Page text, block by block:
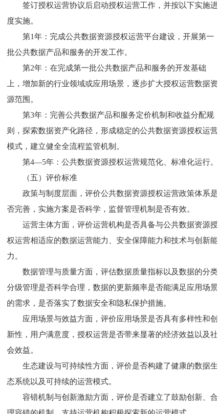
签订授权运营协议后启动授权运营工作，并按以下实施进
度实施。
第1年：完成公共数据资源授权运营平台建设，开展第一
批公共数据产品和服务的开发工作。
第2年：在完成第一批公共数据产品和服务的开发基础
上，增加新的行业领域或应用场景，逐步扩大授权运营数据资
源范围。
第3年：完善公共数据产品和服务定价机制和收益分配规
则，探索数据资产化路径，形成稳定的公共数据资源授权运营
模式，建立健全全流程监管机制。
第4—5年：公共数据资源授权运营规范化、标准化运行。
（五）评价标准
政策与制度层面，评价公共数据资源授权运营政策体系是
否完善，实施方案是否科学，监督管理机制是否有效。
运营主体方面，评价运营机构是否具备与公共数据资源授
权运营相适应的数据运营能力、安全保障能力和技术与创新能
力。
数据管理与质量方面，评估数据质量指标以及数据的分类
分级管理是否科学合理，数据的更新频率是否能满足应用场景
的需求，是否落实了数据安全和隐私保护措施。
应用场景与效益方面，评价应用场景是否具有多样性和创
新性，用户满意度，授权运营是否带来显著的经济效益以及社
会效益。
生态建设与可持续性方面，评价是否构建了健康的数据生
态系统以及可持续的运营模式。
容错机制与创新激励方面，评价是否建立了鼓励创新、合